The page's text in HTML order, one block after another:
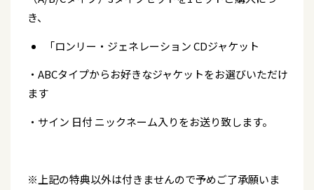
き、
「ロンリー・ジェネレーション CDジャケット
・ABCタイプからお好きなジャケットをお選びいただけ
ます
・サイン 日付 ニックネーム入りをお送り致します。
※上記の特典以外は付きませんので予めご了承願いま